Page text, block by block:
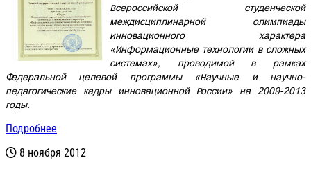
Всероссийской студенческой
междисциплинарной олимпиады
инновационного характера
«Информационные технологии в сложных
системах», проводимой в рамках
Федеральной целевой программы «Научные и научно-
педагогические кадры инновационной России» на 2009-2013
годы.
Подробнее
8 ноября 2012